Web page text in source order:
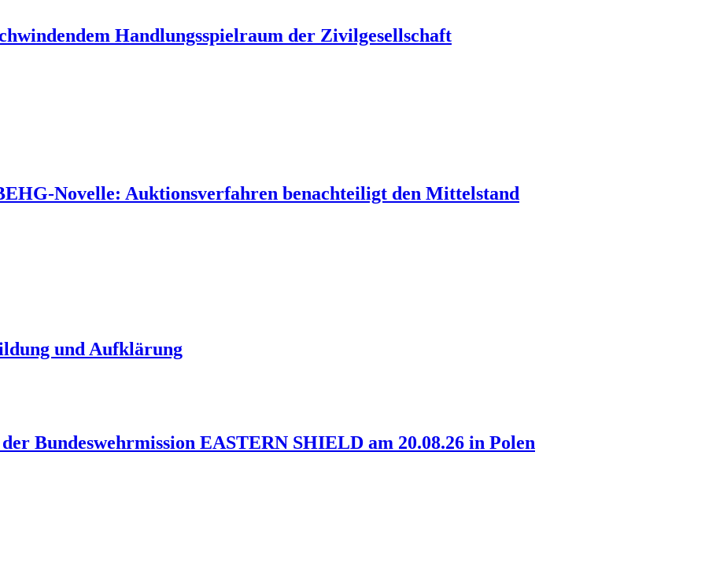
Handlungsspielraum der Zivilgesellschaft
Novelle: Auktionsverfahren benachteiligt den Mittelstand
und Aufklärung
Bundeswehrmission EASTERN SHIELD am 20.08.26 in Polen